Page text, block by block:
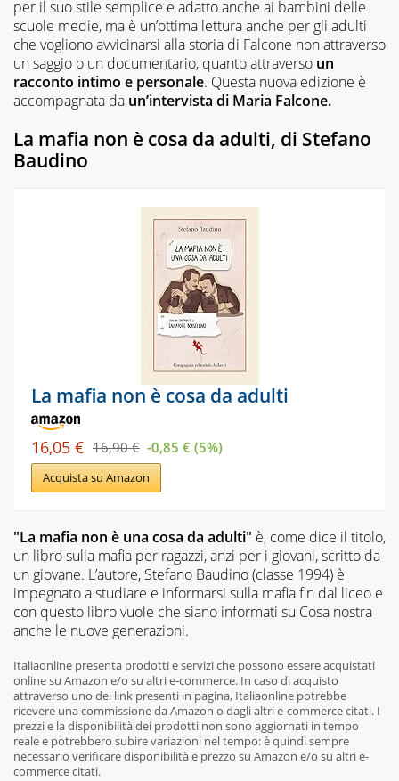
per il suo stile semplice e adatto anche ai bambini delle
scuole medie, ma è un’ottima lettura anche per gli adulti
che vogliono avvicinarsi alla storia di Falcone non attraverso
un saggio o un documentario, quanto attraverso un
racconto intimo e personale. Questa nuova edizione è
accompagnata da un’intervista di Maria Falcone.
La mafia non è cosa da adulti, di Stefano
Baudino
La mafia non è cosa da adulti
16,05 € 16,90 € -0,85 € (5%)
Acquista su Amazon
"La mafia non è una cosa da adulti" è, come dice il titolo,
un libro sulla mafia per ragazzi, anzi per i giovani, scritto da
un giovane. L’autore, Stefano Baudino (classe 1994) è
impegnato a studiare e informarsi sulla mafia fin dal liceo e
con questo libro vuole che siano informati su Cosa nostra
anche le nuove generazioni.
Italiaonline presenta prodotti e servizi che possono essere acquistati
online su Amazon e/o su altri e-commerce. In caso di acquisto
attraverso uno dei link presenti in pagina, Italiaonline potrebbe
ricevere una commissione da Amazon o dagli altri e-commerce citati. I
prezzi e la disponibilità dei prodotti non sono aggiornati in tempo
reale e potrebbero subire variazioni nel tempo: è quindi sempre
necessario verificare disponibilità e prezzo su Amazon e/o su altri e-
commerce citati.